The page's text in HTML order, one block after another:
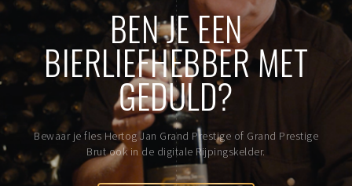
BEN JE EEN
BIERLIEFHEBBER MET
GEDULD?
Bewaar je fles Hertog Jan Grand Prestige of Grand Prestige
Brut ook in de digitale Rijpingskelder.